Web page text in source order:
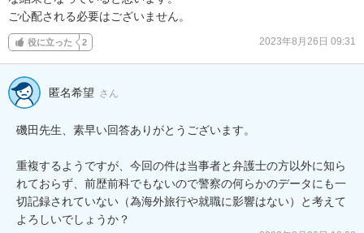
ご心配される必要はございません。
役に立った 2 2023年8月26日 09:31
匿名希望 さん
磯田先生、素早い回答ありがとうございます。
重複するようですが、今回の件は当事者と弁護士の方以外に知ら
れておらず、前歴前科でもないので警察の何らかのデータにも一
切記録されていない（為海外旅行や就職に影響はない）と考えて
よろしいでしょうか？